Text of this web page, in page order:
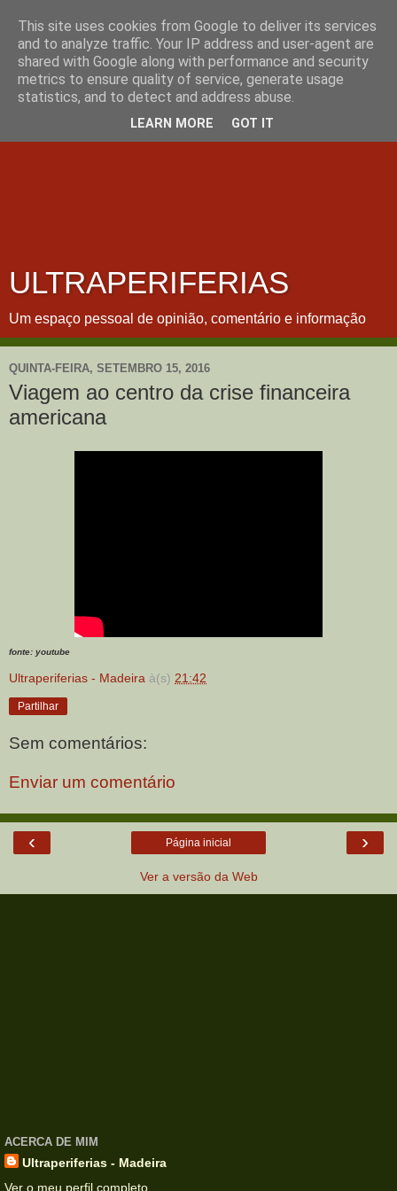
ULTRAPERIFERIAS
Um espaço pessoal de opinião, comentário e informação
QUINTA-FEIRA, SETEMBRO 15, 2016
Viagem ao centro da crise financeira
americana
fonte: youtube
Ultraperiferias - Madeira à(s) 21:42
Partilhar
Sem comentários:
Enviar um comentário
‹ ›
Página inicial
Ver a versão da Web
ACERCA DE MIM
Ultraperiferias - Madeira
Ver o meu perfil completo
This site uses cookies from Google to deliver its services
and to analyze traffic. Your IP address and user-agent are
shared with Google along with performance and security
metrics to ensure quality of service, generate usage
statistics, and to detect and address abuse.
LEARN MORE GOT IT